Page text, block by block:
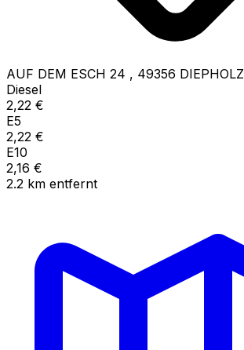
AUF DEM ESCH 24 , 49356 DIEPHOLZ
Diesel
2,22 €
E5
2,22 €
E10
2,16 €
2.2 km entfernt